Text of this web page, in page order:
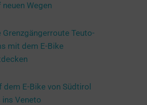
neuen Wegen
Grenzgängerroute Teuto-
mit dem E-Bike
dem E-Bike von Südtirol
ins Veneto